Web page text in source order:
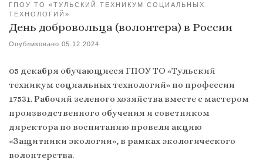
ГПОУ ТО «ТУЛЬСКИЙ ТЕХНИКУМ СОЦИАЛЬНЫХ
ТЕХНОЛОГИЙ»
День добровольца (волонтера) в России
Опубликовано 05.12.2024
05 декабря обучающиеся ГПОУ ТО «Тульский
техникум социальных технологий» по профессии
17531. Рабочий зеленого хозяйства вместе с мастером
производственного обучения и советником
директора по воспитанию провели акцию
«Защитники экологии», в рамках экологического
волонтерства.